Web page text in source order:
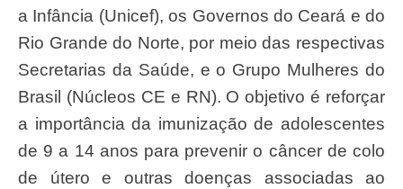
a Infância (Unicef), os Governos do Ceará e do
Rio Grande do Norte, por meio das respectivas
Secretarias da Saúde, e o Grupo Mulheres do
Brasil (Núcleos CE e RN). O objetivo é reforçar
a importância da imunização de adolescentes
de 9 a 14 anos para prevenir o câncer de colo
de útero e outras doenças associadas ao